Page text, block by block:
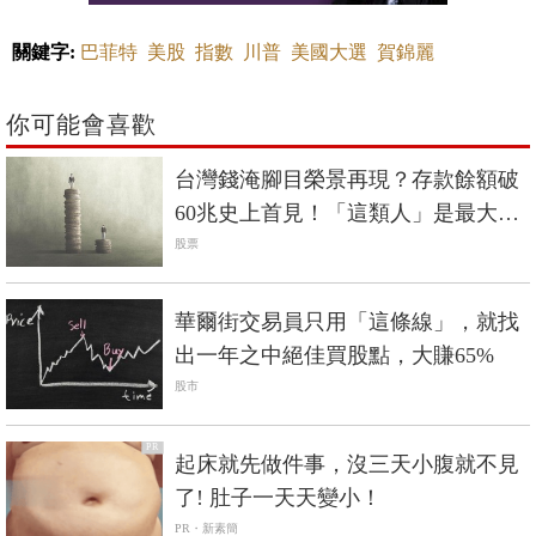
關鍵字: 巴菲特 美股 指數 川普 美國大選 賀錦麗
你可能會喜歡
台灣錢淹腳目榮景再現？存款餘額破
60兆史上首見！「這類人」是最大贏
家
股票
華爾街交易員只用「這條線」，就找
出一年之中絕佳買股點，大賺65%
股市
PR
起床就先做件事，沒三天小腹就不見
了! 肚子一天天變小！
PR・新素簡